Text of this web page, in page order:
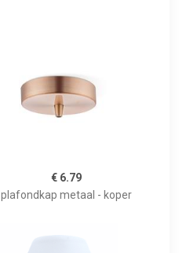
€ 6.79
plafondkap metaal - koper